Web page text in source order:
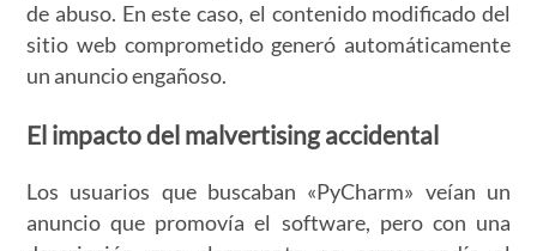
de abuso. En este caso, el contenido modificado del
sitio web comprometido generó automáticamente
un anuncio engañoso.
El impacto del malvertising accidental
Los usuarios que buscaban «PyCharm» veían un
anuncio que promovía el software, pero con una